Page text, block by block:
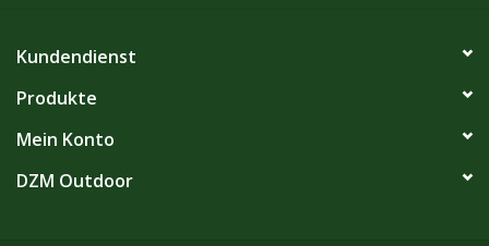
Kundendienst
Produkte
Mein Konto
DZM Outdoor